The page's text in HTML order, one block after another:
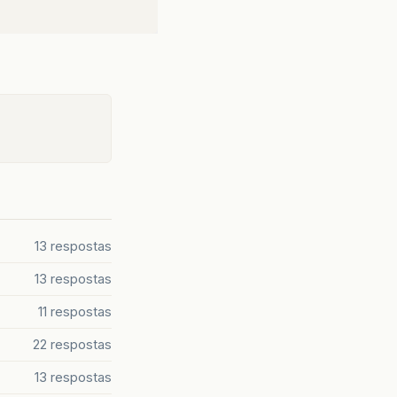
13 respostas
13 respostas
11 respostas
22 respostas
13 respostas